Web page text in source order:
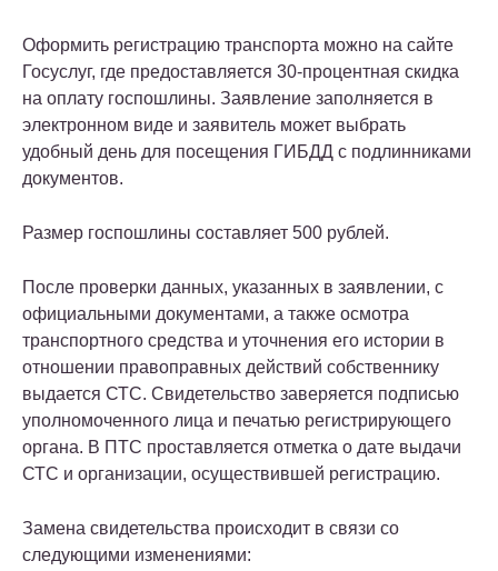
Оформить регистрацию транспорта можно на сайте
Госуслуг, где предоставляется 30-процентная скидка
на оплату госпошлины. Заявление заполняется в
электронном виде и заявитель может выбрать
удобный день для посещения ГИБДД с подлинниками
документов.
Размер госпошлины составляет 500 рублей.
После проверки данных, указанных в заявлении, с
официальными документами, а также осмотра
транспортного средства и уточнения его истории в
отношении правоправных действий собственнику
выдается СТС. Свидетельство заверяется подписью
уполномоченного лица и печатью регистрирующего
органа. В ПТС проставляется отметка о дате выдачи
СТС и организации, осуществившей регистрацию.
Замена свидетельства происходит в связи со
следующими изменениями: